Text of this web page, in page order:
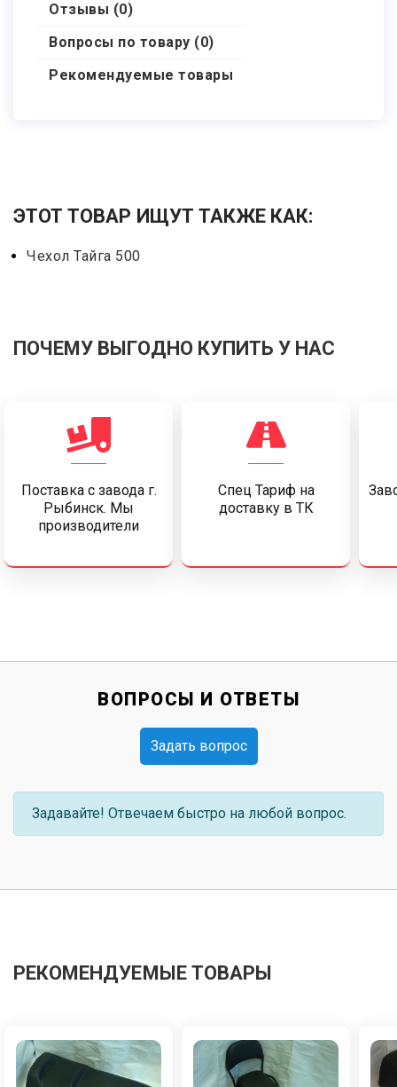
Отзывы (0)
Вопросы по товару (0)
Рекомендуемые товары
ЭТОТ ТОВАР ИЩУТ ТАКЖЕ КАК:
Чехол Тайга 500
ПОЧЕМУ ВЫГОДНО КУПИТЬ У НАС
Поставка c завода г.
Рыбинск. Мы
производители
Спец Тариф на
доставку в ТК
ВОПРОСЫ И ОТВЕТЫ
Задать вопрос
Задавайте! Отвечаем быстро на любой вопрос.
РЕКОМЕНДУЕМЫЕ ТОВАРЫ